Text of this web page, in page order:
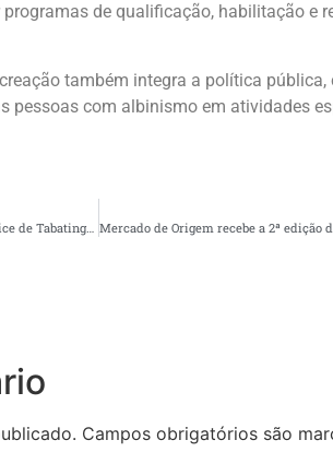
de qualificação, habilitação e
também integra a política
pessoas com albinismo em atividades
Campos obrigatórios são